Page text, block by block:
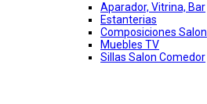
Aparador, Vitrina, Bar
Estanterias
Composiciones Salon
Muebles TV
Sillas Salon Comedor